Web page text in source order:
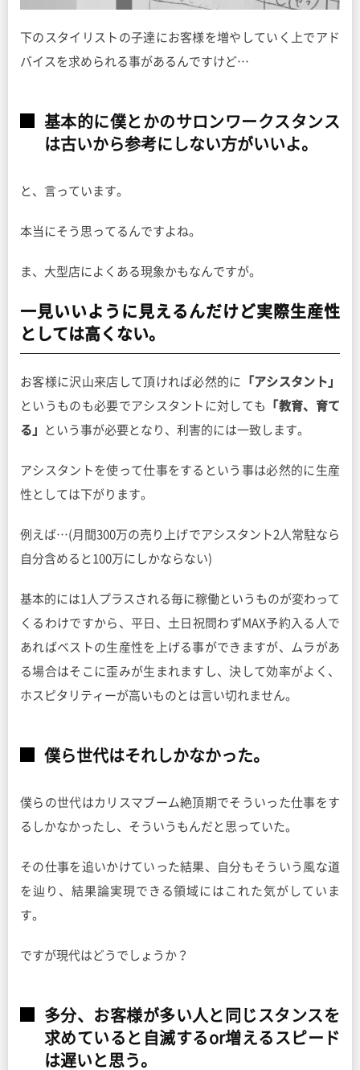
下のスタイリストの子達にお客様を増やしていく上でアド
バイスを求められる事があるんですけど…
基本的に僕とかのサロンワークスタンス
は古いから参考にしない方がいいよ。
と、言っています。
本当にそう思ってるんですよね。
ま、大型店によくある現象かもなんですが。
一見いいように見えるんだけど実際生産性
としては高くない。
お客様に沢山来店して頂ければ必然的に
「アシスタント」
というものも必要でアシスタントに対しても
「教育、育て
る」
という事が必要となり、利害的には一致します。
アシスタントを使って仕事をするという事は必然的に生産
性としては下がります。
例えば…(月間300万の売り上げでアシスタント2人常駐なら
自分含めると100万にしかならない)
基本的には1人プラスされる毎に稼働というものが変わって
くるわけですから、平日、土日祝問わずMAX予約入る人で
あればベストの生産性を上げる事ができますが、ムラがあ
る場合はそこに歪みが生まれますし、決して効率がよく、
ホスピタリティーが高いものとは言い切れません。
僕ら世代はそれしかなかった。
僕らの世代はカリスマブーム絶頂期でそういった仕事をす
るしかなかったし、そういうもんだと思っていた。
その仕事を追いかけていった結果、自分もそういう風な道
を辿り、結果論実現できる領域にはこれた気がしていま
す。
ですが現代はどうでしょうか？
多分、お客様が多い人と同じスタンスを
求めていると自滅するor増えるスピード
は遅いと思う。